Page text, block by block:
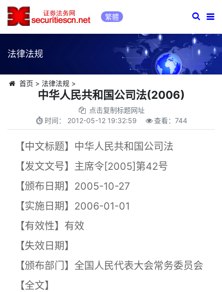
繁體
法律法规
首页 > 法律法规 >
中华人民共和国公司法(2006)
点击复制标题网址
时间： 2012-05-12 19:32:59 查看：744
【中文标题】中华人民共和国公司法
【发文文号】主席令[2005]第42号
【颁布日期】2005-10-27
【实施日期】2006-01-01
【有效性】有效
【失效日期】
【颁布部门】全国人民代表大会常务委员会
【全文】